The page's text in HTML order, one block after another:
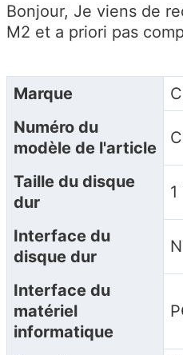
Bonjour, Je viens de
M2 et a priori pas
Marque
Numéro du
modèle de l'article
Taille du disque
dur
‎1
Interface du
disque dur
Interface du
matériel
informatique